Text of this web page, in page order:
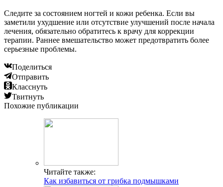
Следите за состоянием ногтей и кожи ребенка. Если вы
заметили ухудшение или отсутствие улучшений после начала
лечения, обязательно обратитесь к врачу для коррекции
терапии. Раннее вмешательство может предотвратить более
серьезные проблемы.
Поделиться
Отправить
Класснуть
Твитнуть
Похожие публикации
Читайте также:
Как избавиться от грибка подмышками